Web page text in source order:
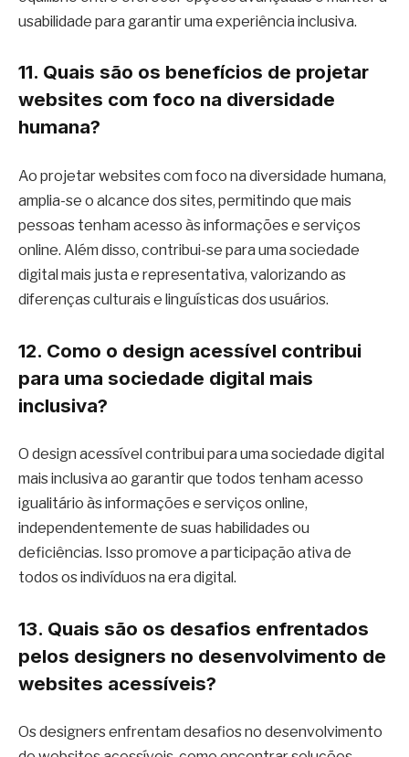
usabilidade para garantir uma experiência inclusiva.
11. Quais são os benefícios de projetar
websites com foco na diversidade
humana?
Ao projetar websites com foco na diversidade humana,
amplia-se o alcance dos sites, permitindo que mais
pessoas tenham acesso às informações e serviços
online. Além disso, contribui-se para uma sociedade
digital mais justa e representativa, valorizando as
diferenças culturais e linguísticas dos usuários.
12. Como o design acessível contribui
para uma sociedade digital mais
inclusiva?
O design acessível contribui para uma sociedade digital
mais inclusiva ao garantir que todos tenham acesso
igualitário às informações e serviços online,
independentemente de suas habilidades ou
deficiências. Isso promove a participação ativa de
todos os indivíduos na era digital.
13. Quais são os desafios enfrentados
pelos designers no desenvolvimento de
websites acessíveis?
Os designers enfrentam desafios no desenvolvimento